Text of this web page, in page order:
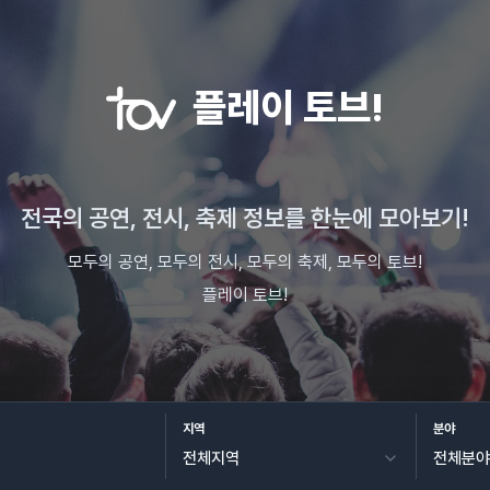
플레이 토브!
전국의 공연, 전시, 축제 정보를 한눈에 모아보기!
모두의 공연, 모두의 전시, 모두의 축제, 모두의 토브!
플레이 토브!
지역 분야